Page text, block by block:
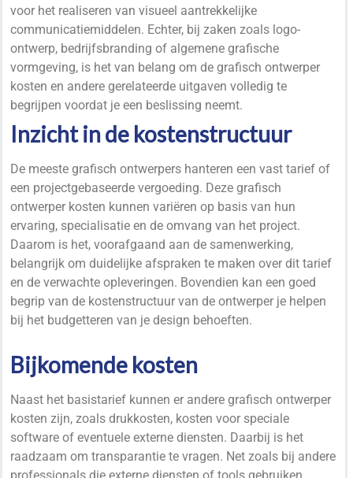
voor het realiseren van visueel aantrekkelijke
communicatiemiddelen. Echter, bij zaken zoals logo-
ontwerp, bedrijfsbranding of algemene grafische
vormgeving, is het van belang om de grafisch ontwerper
kosten en andere gerelateerde uitgaven volledig te
begrijpen voordat je een beslissing neemt.
Inzicht in de kostenstructuur
De meeste grafisch ontwerpers hanteren een vast tarief of
een projectgebaseerde vergoeding. Deze grafisch
ontwerper kosten kunnen variëren op basis van hun
ervaring, specialisatie en de omvang van het project.
Daarom is het, voorafgaand aan de samenwerking,
belangrijk om duidelijke afspraken te maken over dit tarief
en de verwachte opleveringen. Bovendien kan een goed
begrip van de kostenstructuur van de ontwerper je helpen
bij het budgetteren van je design behoeften.
Bijkomende kosten
Naast het basistarief kunnen er andere grafisch ontwerper
kosten zijn, zoals drukkosten, kosten voor speciale
software of eventuele externe diensten. Daarbij is het
raadzaam om transparantie te vragen. Net zoals bij andere
professionals die externe diensten of tools gebruiken,